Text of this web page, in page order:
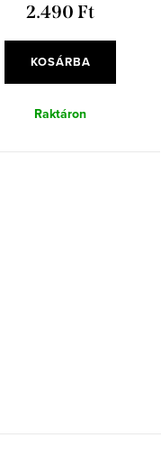
2.490 Ft
KOSÁRBA
Raktáron